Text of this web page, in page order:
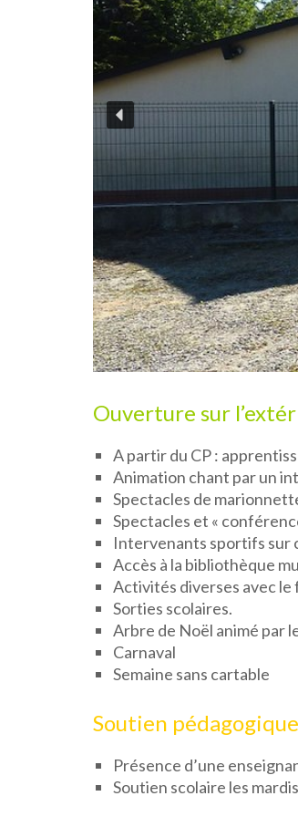
Ouverture sur
A partir du CP :
Animation chant par un
Spectacles de
Spectacles et «
Intervenants sportifs sur
Accès à la bibliothèque
Activités diverses avec le
Sorties scolaires.
Arbre de Noël animé par
Carnaval
Semaine sans cartable
Soutien pédagogique
Présence d’une
Soutien scolaire les